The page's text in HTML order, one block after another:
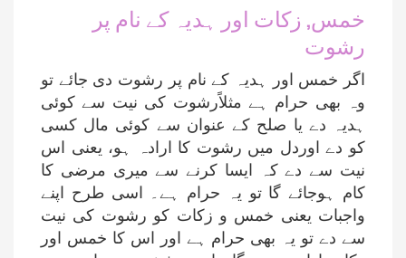
خمس, زکات اور ہدیہ کے نام پر
رشوت
اگر خمس اور ہدیہ کے نام پر رشوت دی جائے تو
وہ بھی حرام ہے مثلاًرشوت کی نیت سے کوئی
ہدیہ دے یا صلح کے عنوان سے کوئی مال کسی
کو دے اوردل میں رشوت کا ارادہ ہو، یعنی اس
نیت سے دے کہ ایسا کرنے سے میری مرضی کا
کام ہوجائے گا تو یہ حرام ہے۔ اسی طرح اپنے
واجبات یعنی خمس و زکات کو رشوت کی نیت
سے دے تو یہ بھی حرام ہے اور اس کا خمس اور